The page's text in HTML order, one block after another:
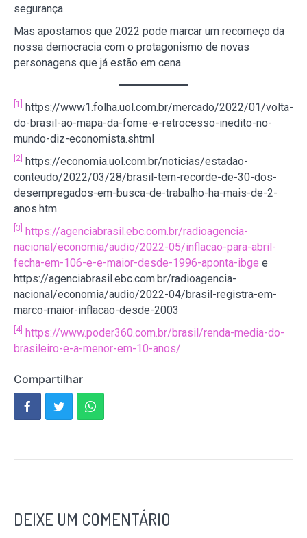
segurança.
Mas apostamos que 2022 pode marcar um recomeço da
nossa democracia com o protagonismo de novas
personagens que já estão em cena.
[1]
https://www1.folha.uol.com.br/mercado/2022/01/volta-
do-brasil-ao-mapa-da-fome-e-retrocesso-inedito-no-
mundo-diz-economista.shtml
[2] https://economia.uol.com.br/noticias/estadao-
conteudo/2022/03/28/brasil-tem-recorde-de-30-dos-
desempregados-em-busca-de-trabalho-ha-mais-de-2-
anos.htm
[3] https://agenciabrasil.ebc.com.br/radioagencia-
nacional/economia/audio/2022-05/inflacao-para-abril-
fecha-em-106-e-e-maior-desde-1996-aponta-ibge e
https://agenciabrasil.ebc.com.br/radioagencia-
nacional/economia/audio/2022-04/brasil-registra-em-
marco-maior-inflacao-desde-2003
[4] https://www.poder360.com.br/brasil/renda-media-do-
brasileiro-e-a-menor-em-10-anos/
Compartilhar
DEIXE UM COMENTÁRIO